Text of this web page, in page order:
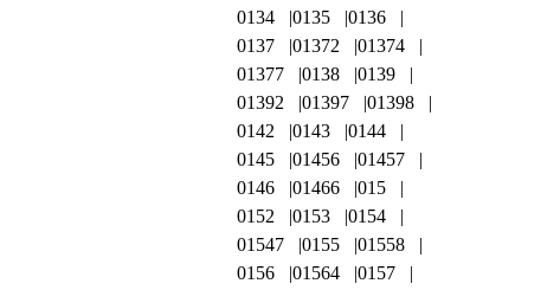
0134
0135
0136
0137
01372
01374
01377
0138
0139
01392
01397
01398
0142
0143
0144
0145
01456
01457
0146
01466
015
0152
0153
0154
01547
0155
01558
0156
01564
0157